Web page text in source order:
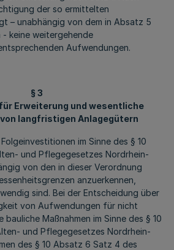
der so ermittelten
– unabhängig von dem in Absatz 5
keine weitergehende
Aufwendungen.
§ 3
Erweiterung und wesentliche
langfristigen Anlagegütern
im Sinne des § 10
und Pflegegesetzes Nordrhein-
von den in dieser Verordnung
anzuerkennen,
sind. Bei der Entscheidung über
von Aufwendungen für nicht
Maßnahmen im Sinne des § 10
und Pflegegesetzes Nordrhein-
des § 10 Absatz 6 Satz 4 des